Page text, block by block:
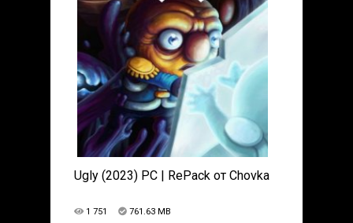
Ugly (2023) PC | RePack от Chovka
1 751 761.63 MB